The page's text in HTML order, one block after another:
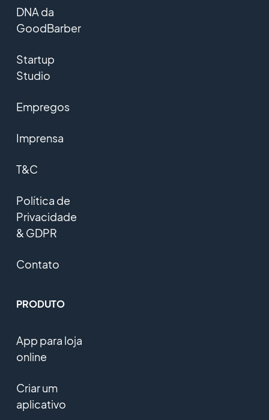
DNA da
GoodBarber
Startup
Studio
Empregos
Imprensa
T&C
Política de
Privacidade
& GDPR
Contato
PRODUTO
App para loja
online
Criar um
aplicativo